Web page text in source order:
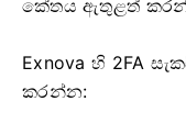
කේතය ඇතුළත්
Exnova හි 2FA
කරන්න: